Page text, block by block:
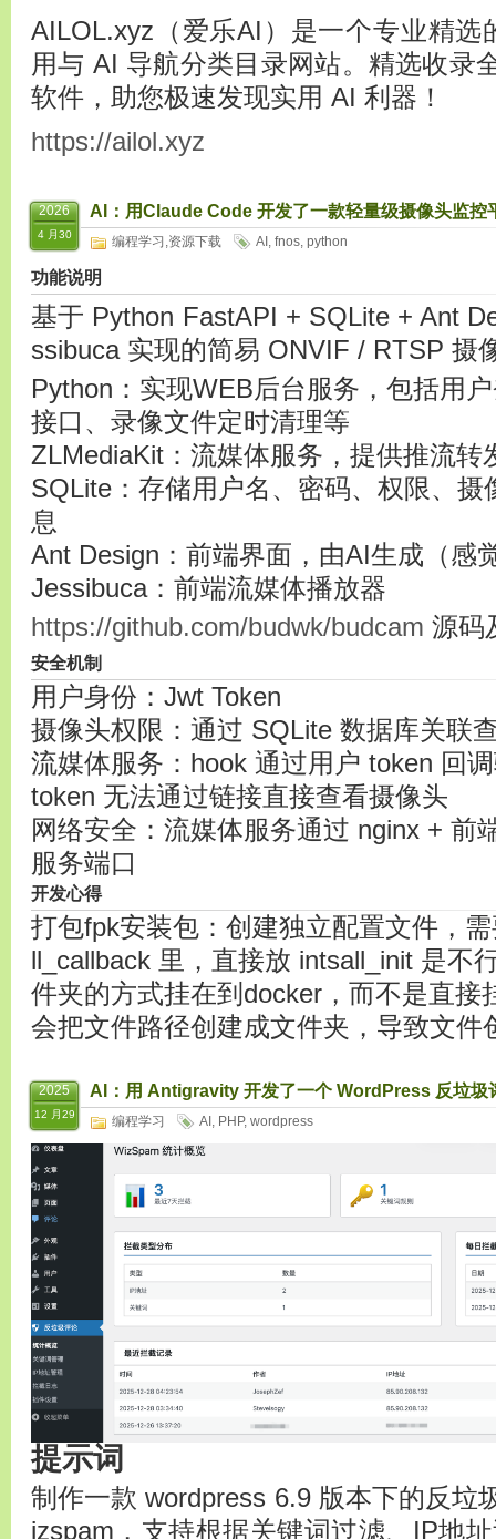
AILOL.xyz（爱乐AI）是一个专业精
用与 AI 导航分类目录网站。精选收录
软件，助您极速发现实用 AI 利器！
https://ailol.xyz
2026
4 月30
AI：用Claude Code 开发了一款轻量级摄像头监控
编程学习 ,资源下载 AI , fnos, python
功能说明
基于 Python FastAPI + SQLite + Ant
ssibuca 实现的简易 ONVIF / RTSP 摄
Python：实现WEB后台服务，包括用
接口、录像文件定时清理等
ZLMediaKit：流媒体服务，提供推流转
SQLite：存储用户名、密码、权限、摄
息
Ant Design：前端界面，由AI生成（感
Jessibuca：前端流媒体播放器
https://github.com/budwk/budcam 源码
安全机制
用户身份：Jwt Token
摄像头权限：通过 SQLite 数据库关联
流媒体服务：hook 通过用户 token 回
token 无法通过链接直接查看摄像头
网络安全：流媒体服务通过 nginx + 前
服务端口
开发心得
打包fpk安装包：创建独立配置文件，
ll_callback 里，直接放 intsall_init 是不
件夹的方式挂在到docker，而不是直接
会把文件路径创建成文件夹，导致文件
2025
12 月29
AI：用 Antigravity 开发了一个 WordPress 反垃圾
编程学习 AI , PHP, wordpress
提示词
制作一款 wordpress 6.9 版本下的反垃
izspam，支持根据关键词过滤、IP地